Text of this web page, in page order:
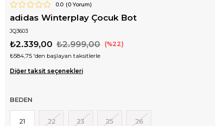
0.0 (0Yorum)
adidas Winterplay Çocuk Bot
JQ3603
₺2.999,00
₺2.339,00 22
₺584,75 'den başlayan taksitlerle
Diğer taksit seçenekleri
BEDEN
21 22 23 25 26